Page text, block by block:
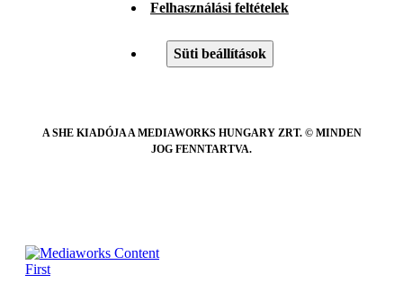
Felhasználási feltételek
Süti beállítások
A SHE KIADÓJA A MEDIAWORKS HUNGARY ZRT. © MINDEN
JOG FENNTARTVA.